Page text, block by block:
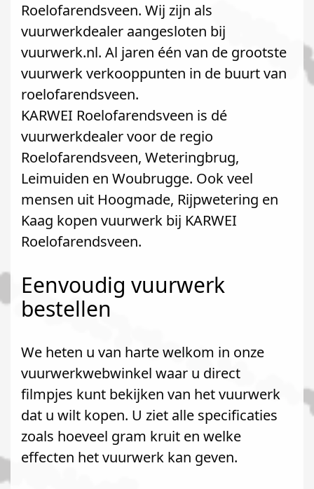
Roelofarendsveen. Wij zijn als
vuurwerkdealer aangesloten bij
vuurwerk.nl. Al jaren één van de grootste
vuurwerk verkooppunten in de buurt van
roelofarendsveen.
KARWEI Roelofarendsveen is dé
vuurwerkdealer voor de regio
Roelofarendsveen, Weteringbrug,
Leimuiden en Woubrugge. Ook veel
mensen uit Hoogmade, Rijpwetering en
Kaag kopen vuurwerk bij KARWEI
Roelofarendsveen.
Eenvoudig vuurwerk
bestellen
We heten u van harte welkom in onze
vuurwerkwebwinkel waar u direct
filmpjes kunt bekijken van het vuurwerk
dat u wilt kopen. U ziet alle specificaties
zoals hoeveel gram kruit en welke
effecten het vuurwerk kan geven.